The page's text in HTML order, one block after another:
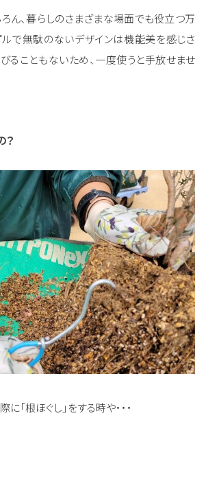
ん、暮らしのさまざまな場面でも役立つ万
ルで無駄のないデザインは機能美を感じさ
ることもないため、一度使うと手放せませ
？
「根ほぐし」をする時や・・・